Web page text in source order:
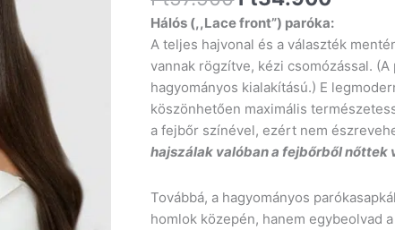
Hálós (,,Lace front”) paróka:
A teljes hajvonal és a választék
vannak rögzítve, kézi csomózással.
hagyományos kialakítású.) E
köszönhetően maximális
a fejbőr színével, ezért nem
hajszálak valóban a fejbőrből nőttek
Továbbá, a hagyományos
homlok közepén, hanem egybeolvad